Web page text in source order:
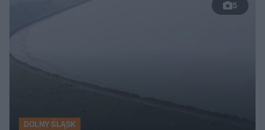
5
DOLNY ŚLĄSK